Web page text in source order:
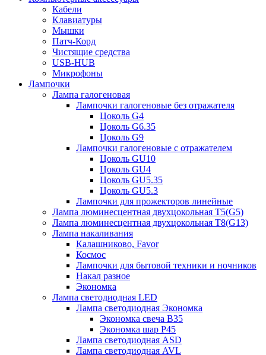
Кабели
Клавиатуры
Мышки
Патч-Корд
Чистящие средства
USB-HUB
Микрофоны
Лампочки
Лампа галогеновая
Лампочки галогеновые без отражателя
Цоколь G4
Цоколь G6.35
Цоколь G9
Лампочки галогеновые с отражателем
Цоколь GU10
Цоколь GU4
Цоколь GU5.35
Цоколь GU5.3
Лампочки для прожекторов линейные
Лампа люминесцентная двухцокольная Т5(G5)
Лампа люминесцентная двухцокольная Т8(G13)
Лампа накаливания
Калашниково, Favor
Космос
Лампочки для бытовой техники и ночников
Накал разное
Экономка
Лампа светодиодная LED
Лампа светодиодная Экономка
Экономка свеча B35
Экономка шар P45
Лампа светодиодная ASD
Лампа светодиодная AVL